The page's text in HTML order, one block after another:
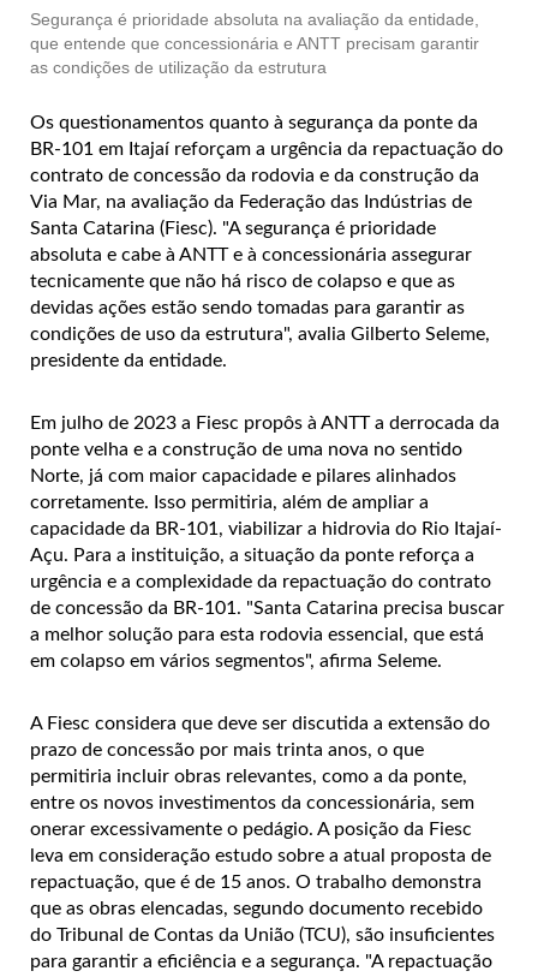
Segurança é prioridade absoluta na avaliação da entidade,
que entende que concessionária e ANTT precisam garantir
as condições de utilização da estrutura
Os questionamentos quanto à segurança da ponte da
BR-101 em Itajaí reforçam a urgência da repactuação do
contrato de concessão da rodovia e da construção da
Via Mar, na avaliação da Federação das Indústrias de
Santa Catarina (Fiesc). "A segurança é prioridade
absoluta e cabe à ANTT e à concessionária assegurar
tecnicamente que não há risco de colapso e que as
devidas ações estão sendo tomadas para garantir as
condições de uso da estrutura", avalia Gilberto Seleme,
presidente da entidade.
Em julho de 2023 a Fiesc propôs à ANTT a derrocada da
ponte velha e a construção de uma nova no sentido
Norte, já com maior capacidade e pilares alinhados
corretamente. Isso permitiria, além de ampliar a
capacidade da BR-101, viabilizar a hidrovia do Rio Itajaí-
Açu. Para a instituição, a situação da ponte reforça a
urgência e a complexidade da repactuação do contrato
de concessão da BR-101. "Santa Catarina precisa buscar
a melhor solução para esta rodovia essencial, que está
em colapso em vários segmentos", afirma Seleme.
A Fiesc considera que deve ser discutida a extensão do
prazo de concessão por mais trinta anos, o que
permitiria incluir obras relevantes, como a da ponte,
entre os novos investimentos da concessionária, sem
onerar excessivamente o pedágio. A posição da Fiesc
leva em consideração estudo sobre a atual proposta de
repactuação, que é de 15 anos. O trabalho demonstra
que as obras elencadas, segundo documento recebido
do Tribunal de Contas da União (TCU), são insuficientes
para garantir a eficiência e a segurança. "A repactuação